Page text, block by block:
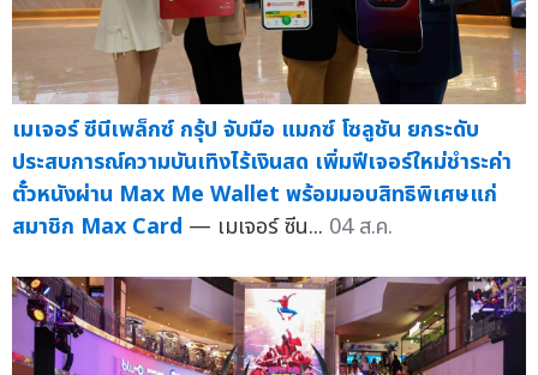
เมเจอร์ ซีนีเพล็กซ์ กรุ้ป จับมือ แมกซ์ โซลูชัน ยกระดับ
ประสบการณ์ความบันเทิงไร้เงินสด เพิ่มฟีเจอร์ใหม่ชำระค่า
ตั๋วหนังผ่าน Max Me Wallet พร้อมมอบสิทธิพิเศษแก่
สมาชิก Max Card — เมเจอร์ ซีน... 04 ส.ค.